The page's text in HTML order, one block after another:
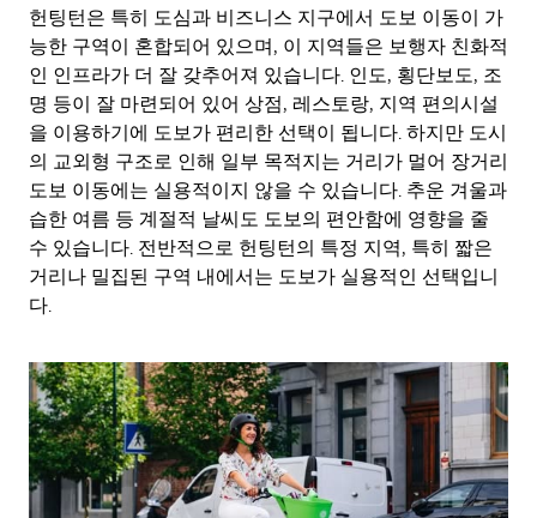
헌팅턴은 특히 도심과 비즈니스 지구에서 도보 이동이 가
능한 구역이 혼합되어 있으며, 이 지역들은 보행자 친화적
인 인프라가 더 잘 갖추어져 있습니다. 인도, 횡단보도, 조
명 등이 잘 마련되어 있어 상점, 레스토랑, 지역 편의시설
을 이용하기에 도보가 편리한 선택이 됩니다. 하지만 도시
의 교외형 구조로 인해 일부 목적지는 거리가 멀어 장거리
도보 이동에는 실용적이지 않을 수 있습니다. 추운 겨울과
습한 여름 등 계절적 날씨도 도보의 편안함에 영향을 줄
수 있습니다. 전반적으로 헌팅턴의 특정 지역, 특히 짧은
거리나 밀집된 구역 내에서는 도보가 실용적인 선택입니
다.